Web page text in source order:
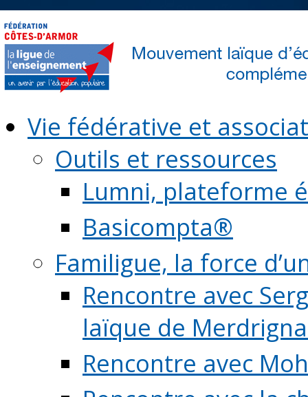
Vie fédérative et
Outils et ressources
Lumni, plateforme
Basicompta®
Familigue, la force
Rencontre avec
laïque de
Rencontre avec